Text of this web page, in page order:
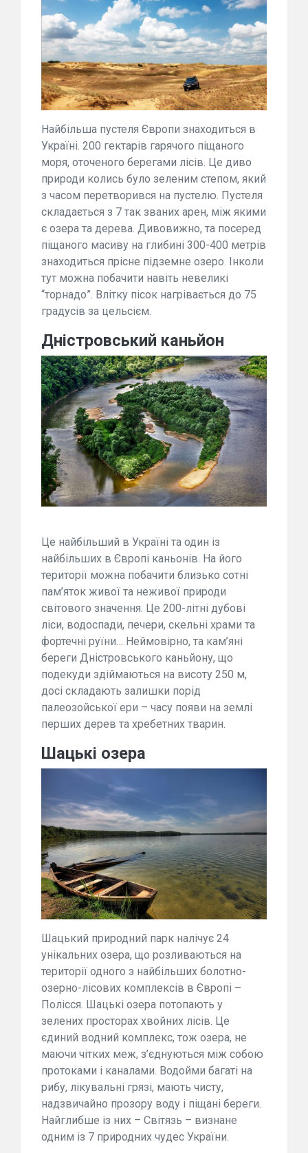
Найбільша пустеля Європи знаходиться в
Україні. 200 гектарів гарячого піщаного
моря, оточеного берегами лісів. Це диво
природи колись було зеленим степом, який
з часом перетворився на пустелю. Пустеля
складається з 7 так званих арен, між якими
є озера та дерева. Дивовижно, та посеред
піщаного масиву на глибині 300-400 метрів
знаходиться прісне підземне озеро. Інколи
тут можна побачити навіть невеликі
“торнадо”. Влітку пісок нагрівається до 75
градусів за цельсієм.
Дністровський каньйон
Це найбільший в Україні та один із
найбільших в Європі каньонів. На його
території можна побачити близько сотні
пам’яток живої та неживої природи
світового значення. Це 200-літні дубові
ліси, водоспади, печери, скельні храми та
фортечні руїни… Неймовірно, та кам’яні
береги Дністровського каньйону, що
подекуди здіймаються на висоту 250 м,
досі складають залишки порід
палеозойської ери – часу появи на землі
перших дерев та хребетних тварин.
Шацькі озера
Шацький природний парк налічує 24
унікальних озера, що розливаються на
території одного з найбільших болотно-
озерно-лісових комплексів в Європі –
Полісся. Шацькі озера потопають у
зелених просторах хвойних лісів. Це
єдиний водний комплекс, тож озера, не
маючи чітких меж, з’єднуються між собою
протоками і каналами. Водойми багаті на
рибу, лікувальні грязі, мають чисту,
надзвичайно прозору воду і піщані береги.
Найглибше із них – Світязь – визнане
одним із 7 природних чудес України.